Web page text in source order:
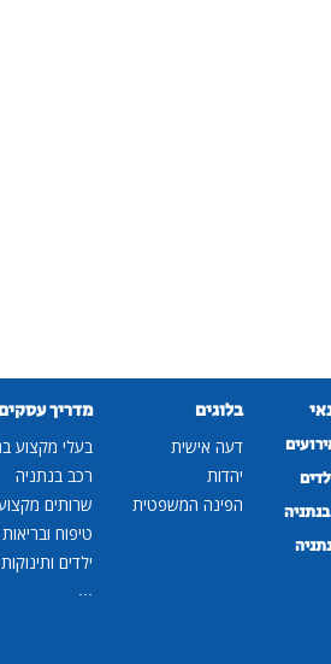
בלוגים
דעה אישית
יהדות
הפינה המשפטית
מדריך עסקים
בעלי מקצוע
רכב בנתניה
שרותים
טיפוח
ילדים
...